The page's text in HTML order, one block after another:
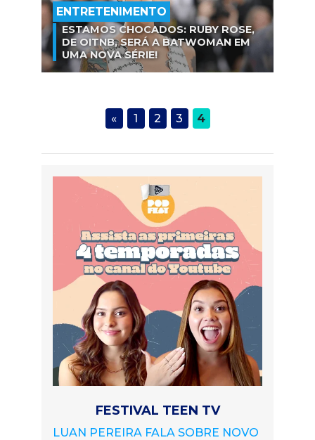
ENTRETENIMENTO
ESTAMOS CHOCADOS: RUBY ROSE,
DE OITNB, SERÁ A BATWOMAN EM
UMA NOVA SÉRIE!
« 1 2 3 4
FESTIVAL TEEN TV
LUAN PEREIRA FALA SOBRE NOVO